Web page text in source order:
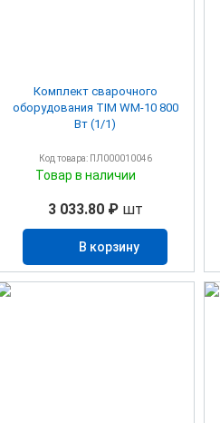
Комплект сварочного
оборудования TIM WM-10 800
Вт (1/1)
Код товара: ПЛ000010046
Товар в наличии
3 033.80 ₽шт
В корзину